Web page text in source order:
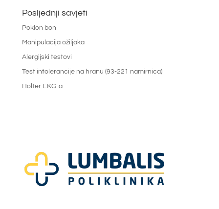
Posljednji savjeti
Poklon bon
Manipulacija ožiljaka
Alergijski testovi
Test intolerancije na hranu (93-221 namirnica)
Holter EKG-a